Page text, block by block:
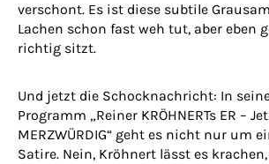
verschont. Es ist diese subtile
Lachen schon fast weh tut, aber eben
richtig sitzt.
Und jetzt die Schocknachricht: In
Programm „Reiner KRÖHNERTs ER –
MERZWÜRDIG“ geht es nicht nur um
Satire. Nein, Kröhnert lässt es